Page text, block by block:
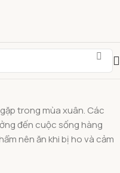
trong mùa xuân. Các
đến cuộc sống hàng
nên ăn khi bị ho và cảm